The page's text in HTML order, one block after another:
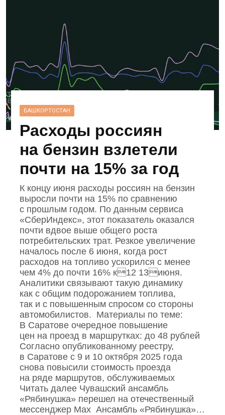
БАШКОРТОСТАН
Расходы россиян
на бензин взлетели
почти на 15% за год
К концу июня расходы россиян на бензин
выросли почти на 15% по сравнению
с прошлым годом. По данным сервиса
«СберИндекс», этот показатель оказался
почти вдвое выше общего роста
потребительских трат. Резкое увеличение
началось после 6 июня, когда рост
расходов на топливо ускорился с менее
чем 4% до почти 16% к12 13июня.
Аналитики связывают такую динамику
как с общим подорожанием топлива,
так и с повышенным спросом со стороны
автомобилистов. Материалы по теме:
В Саратове очередное повышение
цен на проезд в маршрутках: до 48 рублей
Согласно опубликованному реестру,
в Саратове с 9 и 10 октября 2025 года
снова повысили стоимость проезда
на ряде маршрутов, обслуживаемых
Читать далее Чувашский ансамбль
«Рябинушка» перешел на отечественный
мессенджер Max Ансамбль «Рябинушка»…